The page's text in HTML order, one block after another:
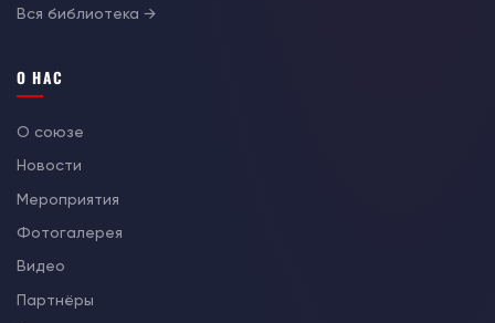
Вся библиотека →
О НАС
О союзе
Новости
Мероприятия
Фотогалерея
Видео
Партнёры